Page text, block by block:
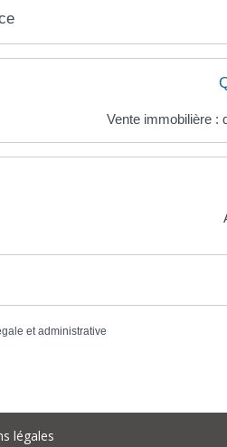
Vente immobilière :
et administrative
légales